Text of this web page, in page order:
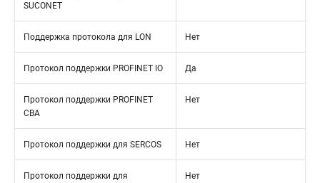
SUCONET
Поддержка протокола для LON Нет
Протокол поддержки PROFINET IO Да
Протокол поддержки PROFINET
CBA
Нет
Протокол поддержки для SERCOS Нет
Протокол поддержки для
Нет